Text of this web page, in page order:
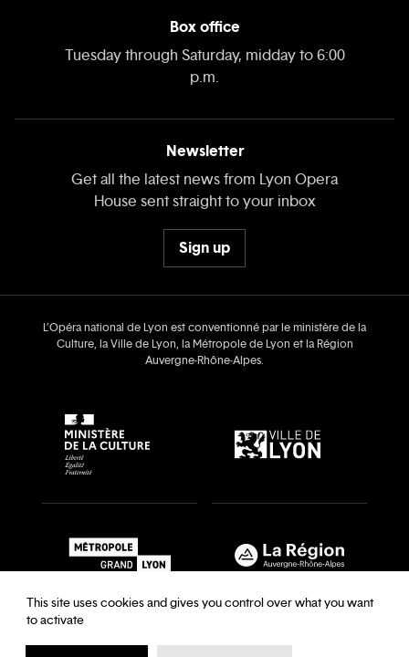
Box office
Tuesday through Saturday, midday to 6:00
p.m.
Newsletter
Get all the latest news from Lyon Opera
House sent straight to your inbox
Sign up
L’Opéra national de Lyon est conventionné par le ministère de la
Culture, la Ville de Lyon, la Métropole de Lyon et la Région
Auvergne‑Rhône‑Alpes.
This site uses cookies and gives you control over what you want
to activate